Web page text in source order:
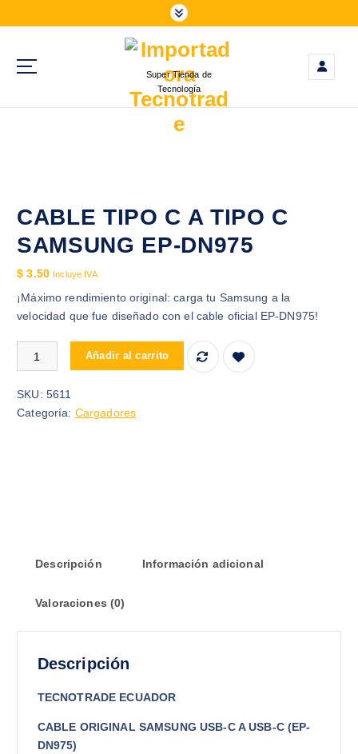
a
Super Tienda de
Tecnología
CABLE TIPO C A TIPO C
SAMSUNG EP-DN975
$ 3.50 Incluye IVA
¡Máximo rendimiento original: carga tu Samsung a la
velocidad que fue diseñado con el cable oficial EP-DN975!
CABLE TIPO C A TIPO C SAMSUNG EP-DN975 cantidad
Añadir al carrito
SKU: 5611
Categoría: Cargadores
Descripción Información adicional
Valoraciones (0)
Descripción
TECNOTRADE ECUADOR
CABLE ORIGINAL SAMSUNG USB-C A USB-C (EP-
DN975)